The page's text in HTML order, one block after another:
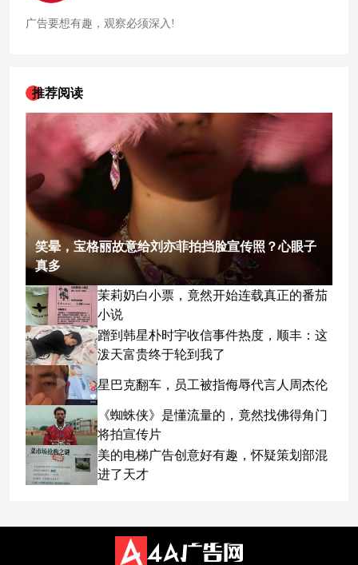
广告要想有趣，观察必须深入!
推荐阅读
笑晕，宝格丽故意给刘亦菲拍挡脸宣传照？心眼子
真多
茉莉奶白小票，竟然开始连载真正的番茄
小说
蹭到韩星朴时宇收信事件热度，顺丰：这
泼天富贵终于轮到我了
星巴克翻车，员工被指侮辱代言人周杰伦
《蜘蛛侠》是懂流量的，竟然找佛得角门
将拍宣传片
美的电梯广告创意好有趣，怀疑策划部混
进了天才